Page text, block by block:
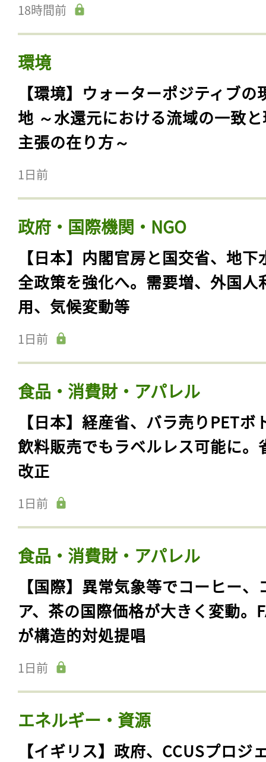
18時間前
環境
【環境】ウォーターポジティブの
地 ～水還元における流域の一致
主張の在り方～
1日前
政府・国際機関・NGO
【日本】内閣官房と国交省、地下
全政策を強化へ。需要増、外国人
用、気候変動等
1日前
食品・消費財・アパレル
【日本】経産省、バラ売りPETボ
飲料販売でもラベルレス可能に。
改正
1日前
食品・消費財・アパレル
【国際】異常気象等でコーヒー、
ア、茶の国際価格が大きく変動。
が構造的対処提唱
1日前
エネルギー・資源
【イギリス】政府、CCUSプロジ